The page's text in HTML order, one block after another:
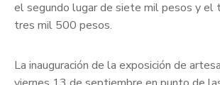
el segundo lugar de siete mil pesos y el
tres mil 500 pesos.
La inauguración de la exposición de